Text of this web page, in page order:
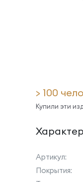
> 100
Купили эти
Артикул:
Покрытия: